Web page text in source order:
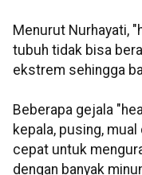
Menurut Nurhayati,
tubuh tidak bisa
ekstrem sehingga
Beberapa gejala
kepala, pusing, mual
cepat untuk
dengan banyak